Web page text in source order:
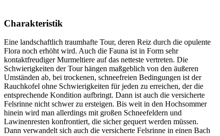
Charakteristik
Eine landschaftlich traumhafte Tour, deren Reiz durch die opulente
Flora noch erhöht wird. Auch die Fauna ist in Form sehr
kontaktfreudiger Murmeltiere auf das netteste vertreten. Die
Schwierigkeiten der Tour hängen maßgeblich von den äußeren
Umständen ab, bei trockenen, schneefreien Bedingungen ist der
Rauchkofel ohne Schwierigkeiten für jeden zu erreichen, der die
entsprechende Kondition aufbringt. Dann ist auch die versicherte
Felsrinne nicht schwer zu ersteigen. Bis weit in den Hochsommer
hinein wird man allerdings mit großen Schneefeldern und
Lawinenresten konfrontiert, die sicher gequert werden müssen.
Dann verwandelt sich auch die versicherte Felsrinne in einen Bach